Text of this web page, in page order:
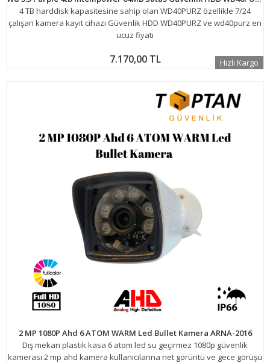
4 TB harddisk kapasitesine sahip olan WD40PURZ özellikle 7/24
çalışan kamera kayıt cihazı Güvenlik HDD WD40PURZ ve wd40purz en
ucuz fiyatı
7.170,00 TL Hızlı Kargo
2 MP 1080P Ahd 6 ATOM WARM Led Bullet Kamera ARNA-2016
Dış mekan plastik kasa 6 atom led su geçirmez 1080p güvenlik
kamerası 2 mp ahd kamera kullanıcılarına net görüntü ve gece görüşü